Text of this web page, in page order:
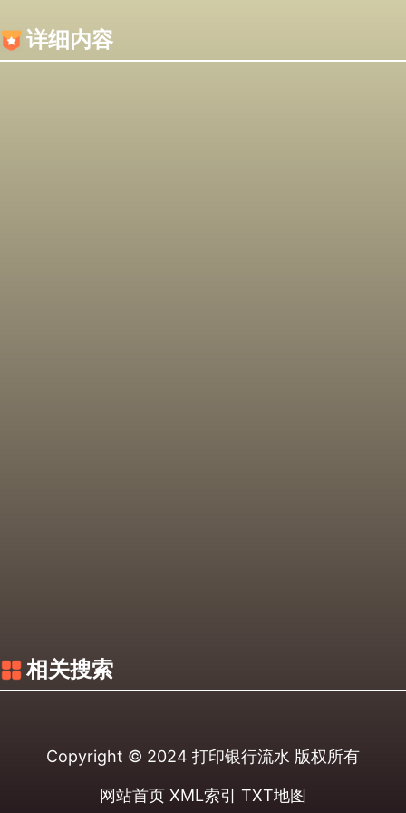
详细内容
相关搜索
Copyright © 2024 打印银行流水 版权所有
网站首页 XML索引 TXT地图